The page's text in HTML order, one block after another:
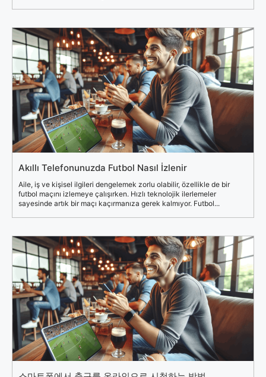
Akıllı Telefonunuzda Futbol Nasıl İzlenir
Aile, iş ve kişisel ilgileri dengelemek zorlu olabilir, özellikle de bir
futbol maçını izlemeye çalışırken. Hızlı teknolojik ilerlemeler
sayesinde artık bir maçı kaçırmanıza gerek kalmıyor. Futbol...